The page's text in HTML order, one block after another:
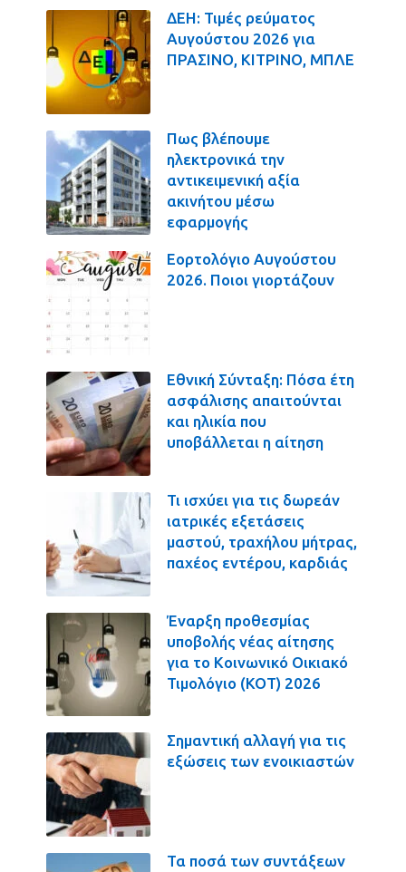
ΔΕΗ: Τιμές ρεύματος
Αυγούστου 2026 για
ΠΡΑΣΙΝΟ, ΚΙΤΡΙΝΟ, ΜΠΛΕ
Πως βλέπουμε
ηλεκτρονικά την
αντικειμενική αξία
ακινήτου μέσω
εφαρμογής
Εορτολόγιο Αυγούστου
2026. Ποιοι γιορτάζουν
Εθνική Σύνταξη: Πόσα έτη
ασφάλισης απαιτούνται
και ηλικία που
υποβάλλεται η αίτηση
Τι ισχύει για τις δωρεάν
ιατρικές εξετάσεις
μαστού, τραχήλου μήτρας,
παχέος εντέρου, καρδιάς
Έναρξη προθεσμίας
υποβολής νέας αίτησης
για το Κοινωνικό Οικιακό
Τιμολόγιο (ΚΟΤ) 2026
Σημαντική αλλαγή για τις
εξώσεις των ενοικιαστών
Τα ποσά των συντάξεων